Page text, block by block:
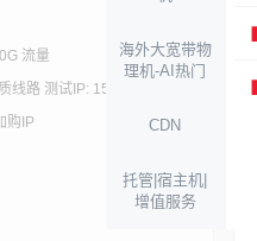
海外大宽带物
理机-AI热门
CDN
托管|宿主机|
增值服务
流量
线路 测试IP: 154.219.102.1
购IP